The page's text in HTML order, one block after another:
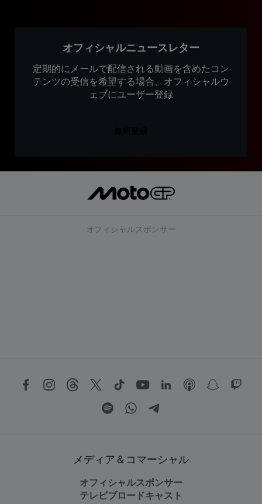
オフィシャルニュースレター
定期的にメールで配信される動画を含めたコン
テンツの受信を希望する場合、オフィシャルウ
ェブにユーザー登録
オフィシャルスポンサー
メディア＆コマーシャル
オフィシャルスポンサー
テレビブロードキャスト